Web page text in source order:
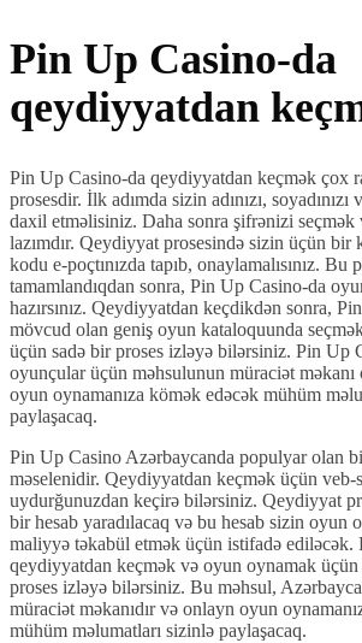
Pin Up Casino-da
qeydiyyatdan
Pin Up Casino-da qeydiyyatdan keçmək çox
prosesdir. İlk adımda sizin adınızı,
daxil etməlisiniz. Daha sonra şifrənizi seçmək
lazımdır. Qeydiyyat prosesində sizin üçün bir
kodu e-poçtınızda tapıb, onaylamalısınız. Bu
tamamlandıqdan sonra, Pin Up Casino-da
hazırsınız. Qeydiyyatdan keçdikdən sonra,
mövcud olan geniş oyun kataloquunda
üçün sadə bir proses izləyə bilərsiniz. Pin Up
oyunçular üçün məhsulunun müraciət
oyun oynamanıza kömək edəcək mühüm
paylaşacaq.
Pin Up Casino Azərbaycanda populyar olan
məselenidir. Qeydiyyatdan keçmək üçün veb-
uydurğunuzdan keçirə bilərsiniz. Qeydiyyat
bir hesab yaradılacaq və bu hesab sizin oyun
maliyyə təkabül etmək üçün istifadə ediləcək.
qeydiyyatdan keçmək və oyun oynamak
proses izləyə bilərsiniz. Bu məhsul,
müraciət məkanıdır və onlayn oyun
mühüm məlumatları sizinlə paylaşacaq.